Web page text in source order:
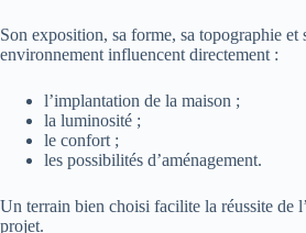
Son exposition, sa forme, sa topographie et
environnement influencent directement :
l’implantation de la maison ;
la luminosité ;
le confort ;
les possibilités d’aménagement.
Un terrain bien choisi facilite la réussite de
projet.